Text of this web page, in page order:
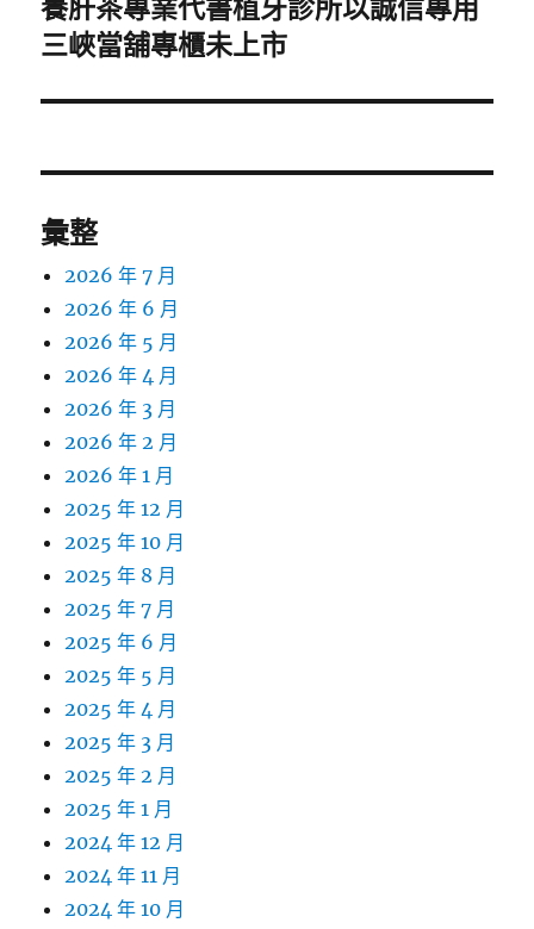
下
一
文
養肝茶專業代書植牙診所以誠信專用
三峽當舖專櫃未上市
彙整
2026 年 7 月
2026 年 6 月
2026 年 5 月
2026 年 4 月
2026 年 3 月
2026 年 2 月
2026 年 1 月
2025 年 12 月
2025 年 10 月
2025 年 8 月
2025 年 7 月
2025 年 6 月
2025 年 5 月
2025 年 4 月
2025 年 3 月
2025 年 2 月
2025 年 1 月
2024 年 12 月
2024 年 11 月
2024 年 10 月